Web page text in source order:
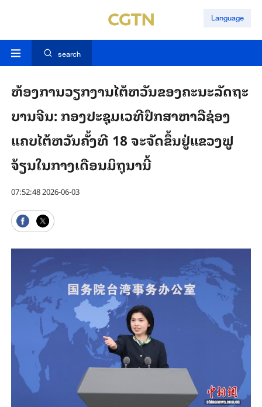
Language
search
ຫ້ອງ​ການ​ວຽກ​ງານ​ໄຕ້​ຫວັນ​ຂອງຄະ​ນະ​ລັດ​ຖະ​
ບານ​ຈີນ: ກອງ​ປະ​ຊຸມເວ​ທີ​ປຶກ​ສາ​ຫາ​ລື​ຊ່ອງ​
ແຄບ​ໄຕ້​ຫວັນ​ຄັ້ງ​ທີ 18 ຈະ​ຈັດ​ຂຶ້ນ​ຢູ່​ແຂວງ​ຟູ​
ຈ້ຽນໃນ​ກາງ​ເດືອນ​ມິ​ຖຸ​ນາ​ນີ້
07:52:48 2026-06-03